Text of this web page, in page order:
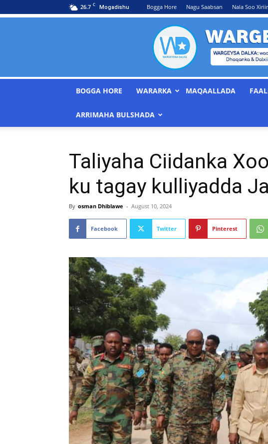
26.7 C Mogadishu Bogga Hore Nagu Saabsan Nala Soo Xiriir
BOGGA HORE WARARKA MAQAALLADA
ARRIMAHA BULSHADA
Taliyaha Ciidanka
ku tagay kulliyadda
By osman Dhiblawe - August 10, 2024
Facebook Twitter Pinterest